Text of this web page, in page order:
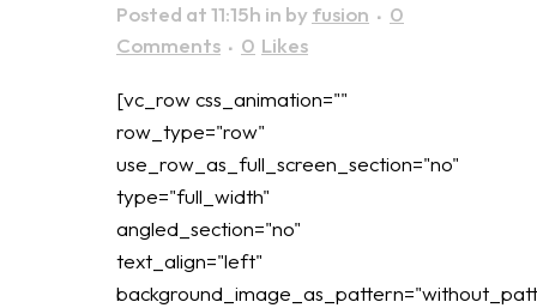
Posted at 11:15h in byfusion
0
Comments
0 Likes
[vc_row css_animation=""
row_type="row"
use_row_as_full_screen_section="no"
type="full_width"
angled_section="no"
text_align="left"